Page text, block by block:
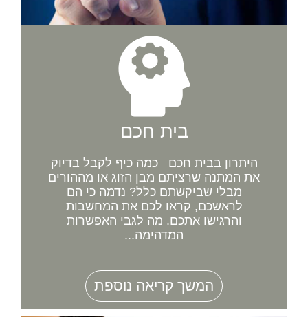
בית חכם
היתרון בבית חכם כמה כיף לקבל בדיוק
את המתנה שרציתם מבן הזוג או מההורים
מבלי שביקשתם כלל? נדמה כי הם
לראשכם, קראו לכם את המחשבות
והרגישו אתכם. מה לגבי האפשרות
המדהימה...
המשך קריאה נוספת